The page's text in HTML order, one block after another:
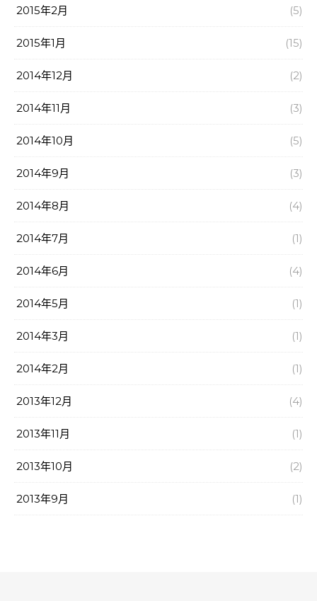
2015年2月 (5)
2015年1月 (15)
2014年12月 (2)
2014年11月 (3)
2014年10月 (5)
2014年9月 (3)
2014年8月 (4)
2014年7月 (1)
2014年6月 (4)
2014年5月 (1)
2014年3月 (1)
2014年2月 (1)
2013年12月 (4)
2013年11月 (1)
2013年10月 (2)
2013年9月 (1)